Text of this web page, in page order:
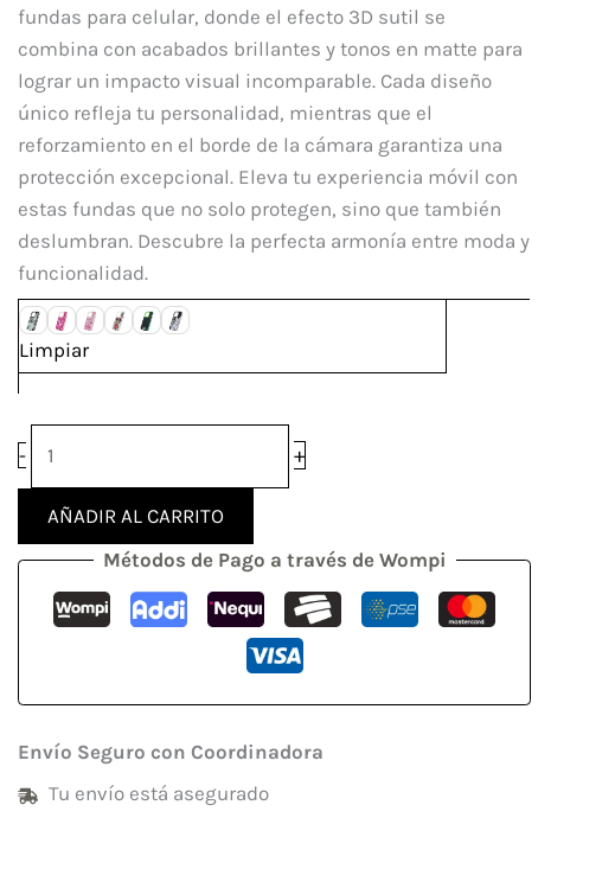
original
$ 60.000.
actual
es:
$ 48.000.
fundas para celular, donde el efecto 3D sutil se
combina con acabados brillantes y tonos en matte para
lograr un impacto visual incomparable. Cada diseño
único refleja tu personalidad, mientras que el
reforzamiento en el borde de la cámara garantiza una
protección excepcional. Eleva tu experiencia móvil con
estas fundas que no solo protegen, sino que también
deslumbran. Descubre la perfecta armonía entre moda y
funcionalidad.
Limpiar
-
Cool
Iphone
Pro
cantidad
+
AÑADIR AL CARRITO
Métodos de Pago a través de Wompi
Envío Seguro con Coordinadora
Tu envío está asegurado